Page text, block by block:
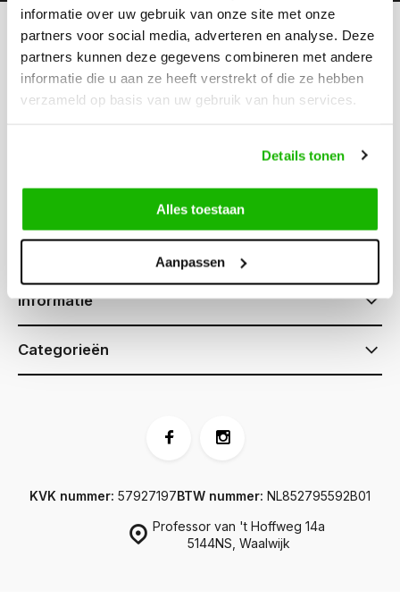
informatie over uw gebruik van onze site met onze
partners voor social media, adverteren en analyse. Deze
partners kunnen deze gegevens combineren met andere
informatie die u aan ze heeft verstrekt of die ze hebben
verzameld op basis van uw gebruik van hun services.
Details tonen
Alles toestaan
Aanpassen
Kunnen we helpen?
Klantenservice:
Bel ons
Informatie
Categorieën
Professor van 't Hoffweg 14a
5144NS, Waalwijk
KVK nummer: 57927197BTW nummer: NL852795592B01